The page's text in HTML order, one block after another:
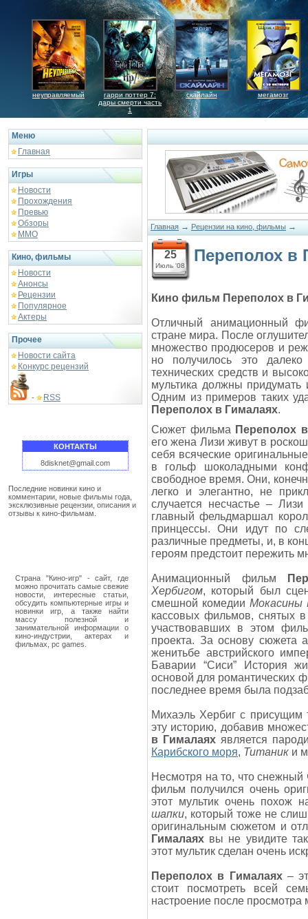
неуправляемый
гарри поттер 7:
дары смерти часть
1
скайлайн мегамозг
Меню
Главная
Игры
Новости
Прохождения
Превью
Обзоры
ММО
Кино, фильмы
Новости
Анонсы
Рецензии
Популярное
Актеры
Прочее
Новости сайта
Конкурс рецензий
- RSS
КОНТАКТЫ
8disknet@gmail.com
Последние новинки кино и
комментарии, новые фильмы года,
эксклюзивные рецензии, описания и
отзывы к кино-фильмам.
Страна "Кино-игр" - сайт, где
можно прочитать самые свежие
новости, интересные статьи,
обсудить компьютерные игры и
новинки игр, а также найти
массу полезной и
занимательной информации о
кино-индустрии, актерах и
фильмах, pc games.
Главная → Рецензии на кино, фильмы →
25
Июль '08
Переполох в
Кино фильм Переполох в
Отличный анимационный
стране мира. После
множество продюсеров и
но получилось это
технических средств и
мультика должны придумать
Одним из примеров таких
Переполох в Гималаях.
Сюжет фильма Переполох
его жена Лизи живут в
себя всяческие
в гольф шоколадными
свободное время. Они,
легко и элегантно, не
случается несчастье –
главный фельдмаршал
принцессы. Они идут по
различные предметы, и, в
героям предстоит
Анимационный фильм
Хербигом, который был
смешной комедииМокасины
кассовых фильмов, снятых
участвовавших в этом
проекта. За основу сюжета
женитьбе австрийского
Баварии “Сиси” История
основой для романтических
последнее время была
Михаэль Хербиг с присущим
эту историю, добавив
в Гималаяхявляется
Карибского моря, Титаник и
Несмотря на то, что снежный
фильм получился очень
этот мультик очень похож
шапки, который тоже не
оригинальным сюжетом и
Гималаях вы не увидите
этот мультик сделан очень
Переполох в Гималаях–
стоит посмотреть всей
настроение после просмотра